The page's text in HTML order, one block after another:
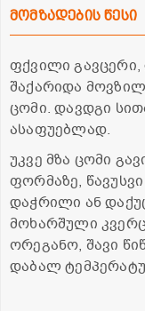
მომზადების წესი
ფქვილი გავცერი,
შაქარიდა
ცომი. დავდგი
ასაფუებლად.
უკვე მზა ცომი
ფორმაზე,
დაჭრილი ან
მოხარშული
ორეგანო, შავი
დაბალ